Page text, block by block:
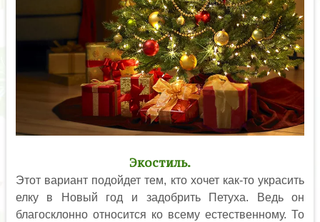
Экостиль.
Этот вариант подойдет тем, кто хочет как-то украсить
елку в Новый год и задобрить Петуха. Ведь он
благосклонно относится ко всему естественному. То